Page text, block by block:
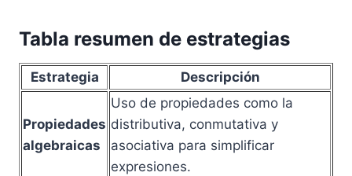
Tabla resumen de estrategias
Estrategia Descripción
Propiedades
algebraicas
Uso de propiedades como la
distributiva, conmutativa y
asociativa para simplificar
expresiones.